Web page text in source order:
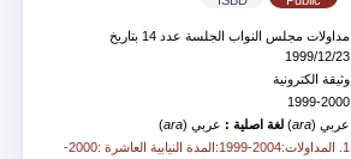
مداولات مجلس النواب الجلسة عدد 14 بتاريخ
1999/12/23
وثيقة الكترونية
1999-2000
عربي (ara
) لغة اصلية : عربي (ara
)
1. المداولات:2004-1999:المدة النيابية العاشرة :2000-